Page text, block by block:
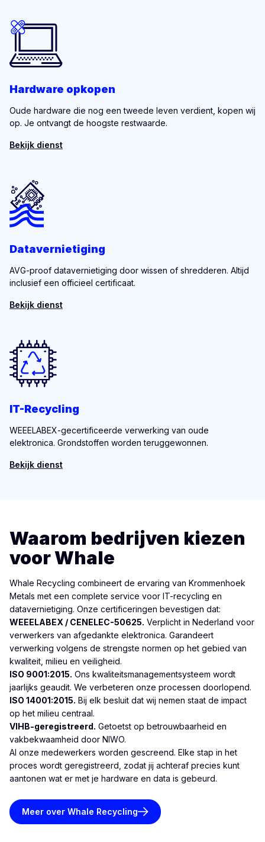
Hardware opkopen
Oude hardware die nog een tweede leven verdient, kopen wij
op. Je ontvangt de hoogste restwaarde.
Bekijk dienst
Datavernietiging
AVG-proof datavernietiging door wissen of shredderen. Altijd
inclusief een officieel certificaat.
Bekijk dienst
IT-Recycling
WEEELABEX-gecertificeerde verwerking van oude
elektronica. Grondstoffen worden teruggewonnen.
Bekijk dienst
Waarom bedrijven kiezen
voor Whale
Whale Recycling combineert de ervaring van Krommenhoek
Metals met een complete service voor IT-recycling en
datavernietiging. Onze certificeringen bevestigen dat:
WEEELABEX / CENELEC-50625. Verplicht in Nederland voor
verwerkers van afgedankte elektronica. Garandeert
verwerking volgens de strengste normen op het gebied van
kwaliteit, milieu en veiligheid.
ISO 9001:2015. Ons kwaliteitsmanagementsysteem wordt
jaarlijks geaudit. We verbeteren onze processen doorlopend.
ISO 14001:2015. Bij elk besluit dat wij nemen staat de impact
op het milieu centraal.
VIHB-geregistreerd. Getoetst op betrouwbaarheid en
vakbekwaamheid door NIWO.
Al onze medewerkers worden gescreend. Elke stap in het
proces wordt geregistreerd, zodat jij achteraf precies kunt
aantonen wat er met je hardware en data is gebeurd.
Meer over Whale Recycling